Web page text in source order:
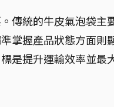
傳統的牛皮氣泡袋主
掌握產品狀態方面則
是提升運輸效率並最